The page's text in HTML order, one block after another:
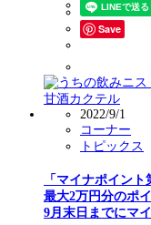
Save
2022/9/1
コーナー
トピックス
「マイナポイン
最大2万円分のポ
9月末日までにマ